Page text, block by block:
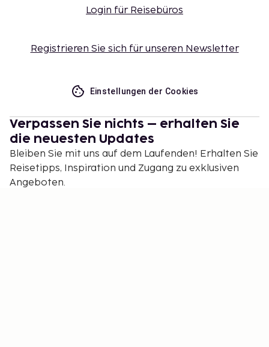
Login für Reisebüros
Registrieren Sie sich für unseren Newsletter
Einstellungen der Cookies
Verpassen Sie nichts – erhalten Sie
die neuesten Updates
Bleiben Sie mit uns auf dem Laufenden! Erhalten Sie
Reisetipps, Inspiration und Zugang zu exklusiven
Angeboten.